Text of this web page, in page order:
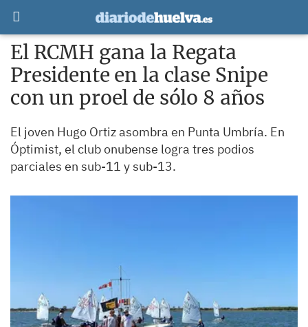
El RCMH gana la Regata
Presidente en la clase Snipe
con un proel de sólo 8 años
El joven Hugo Ortiz asombra en Punta Umbría. En
Óptimist, el club onubense logra tres podios
parciales en sub-11 y sub-13.